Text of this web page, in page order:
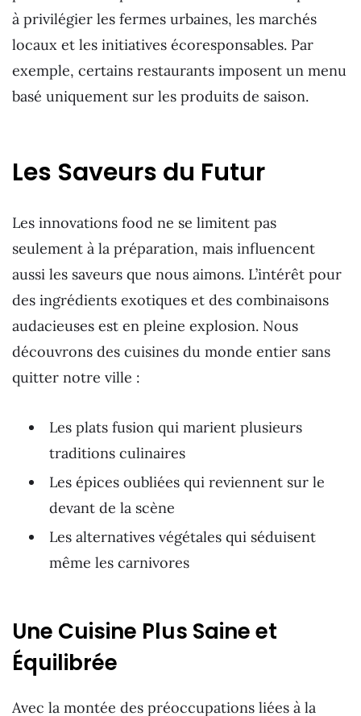
à privilégier les fermes urbaines, les marchés
locaux et les initiatives écoresponsables. Par
exemple, certains restaurants imposent un menu
basé uniquement sur les produits de saison.
Les Saveurs du Futur
Les innovations food ne se limitent pas
seulement à la préparation, mais influencent
aussi les saveurs que nous aimons. L’intérêt pour
des ingrédients exotiques et des combinaisons
audacieuses est en pleine explosion. Nous
découvrons des cuisines du monde entier sans
quitter notre ville :
Les plats fusion qui marient plusieurs
traditions culinaires
Les épices oubliées qui reviennent sur le
devant de la scène
Les alternatives végétales qui séduisent
même les carnivores
Une Cuisine Plus Saine et
Équilibrée
Avec la montée des préoccupations liées à la